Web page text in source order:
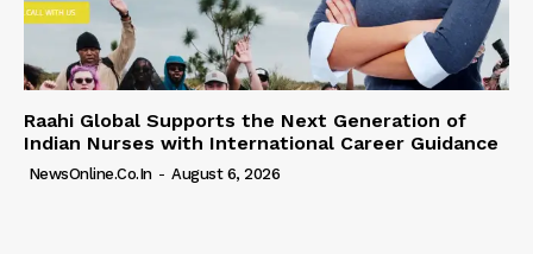
Raahi Global Supports the Next Generation of
Indian Nurses with International Career Guidance
NewsOnline.co.in - August 6, 2026